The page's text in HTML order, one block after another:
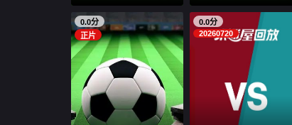
0.0分
正片
0.0分
20260720